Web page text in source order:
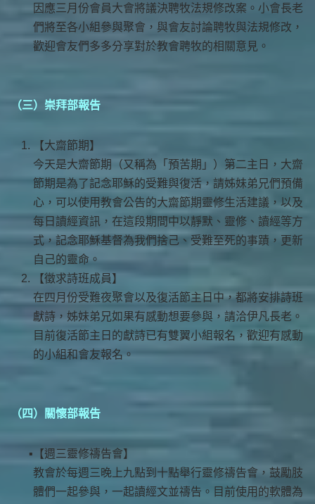
因應三月份會員大會將議決聘牧法規修改案。小會長老
們將至各小組參與聚會，與會友討論聘牧與法規修改，
歡迎會友們多多分享對於教會聘牧的相關意見。
（三）崇拜部報告
【大齋節期】
今天是大齋節期（又稱為「預苦期」）第二主日，大齋
節期是為了記念耶穌的受難與復活，請姊妹弟兄們預備
心，可以使用教會公告的大齋節期靈修生活建議，以及
每日讀經資訊，在這段期間中以靜默、靈修、讀經等方
式，記念耶穌基督為我們捨己、受難至死的事蹟，更新
自己的靈命。
【徵求詩班成員】
在四月份受難夜聚會以及復活節主日中，都將安排詩班
獻詩，姊妹弟兄如果有感動想要參與，請洽伊凡長老。
目前復活節主日的獻詩已有雙翼小組報名，歡迎有感動
的小組和會友報名。
（四）關懷部報告
【週三靈修禱告會】
教會於每週三晚上九點到十點舉行靈修禱告會，鼓勵肢
體們一起參與，一起讀經文並禱告。目前使用的軟體為